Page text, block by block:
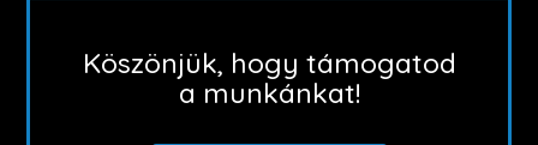
Köszönjük, hogy támogatod
a munkánkat!